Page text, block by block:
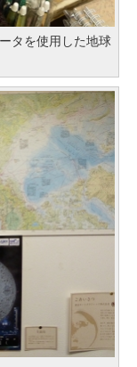
タを使用した地球